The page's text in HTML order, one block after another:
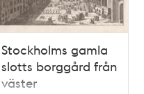
Stockholms gamla
slotts borggård från
väster